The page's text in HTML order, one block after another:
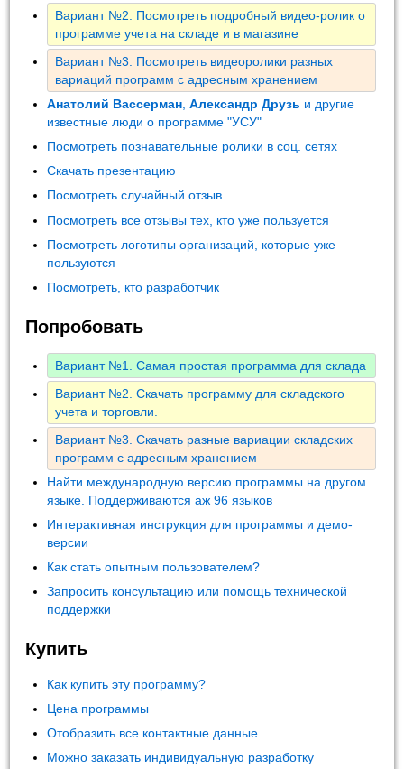
Вариант №2. Посмотреть подробный видео-ролик о
программе учета на складе и в магазине
Вариант №3. Посмотреть видеоролики разных
вариаций программ с адресным хранением
Анатолий Вассерман ,Александр Друзь и другие
известные люди о программе "УСУ"
Посмотреть познавательные ролики в соц. сетях
Скачать презентацию
Посмотреть случайный отзыв
Посмотреть все отзывы тех, кто уже пользуется
Посмотреть логотипы организаций, которые уже
пользуются
Посмотреть, кто разработчик
Попробовать
Вариант №1. Самая простая программа для склада
Вариант №2. Скачать программу для складского
учета и торговли.
Вариант №3. Скачать разные вариации складских
программ с адресным хранением
Найти международную версию программы на другом
языке. Поддерживаются аж 96 языков
Интерактивная инструкция для программы и демо-
версии
Как стать опытным пользователем?
Запросить консультацию или помощь технической
поддержки
Купить
Как купить эту программу?
Цена программы
Отобразить все контактные данные
Можно заказать индивидуальную разработку